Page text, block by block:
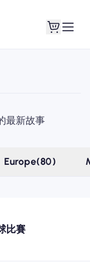
最新故事
Europe(80)
比賽